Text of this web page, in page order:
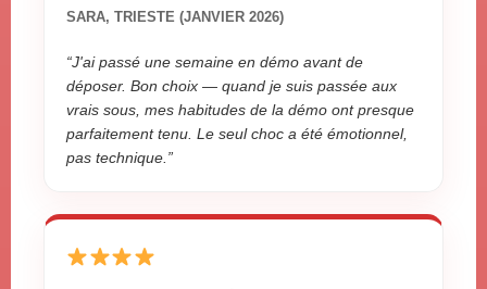
SARA, TRIESTE (JANVIER 2026)
“J'ai passé une semaine en démo avant de
déposer. Bon choix — quand je suis passée aux
vrais sous, mes habitudes de la démo ont presque
parfaitement tenu. Le seul choc a été émotionnel,
pas technique.”